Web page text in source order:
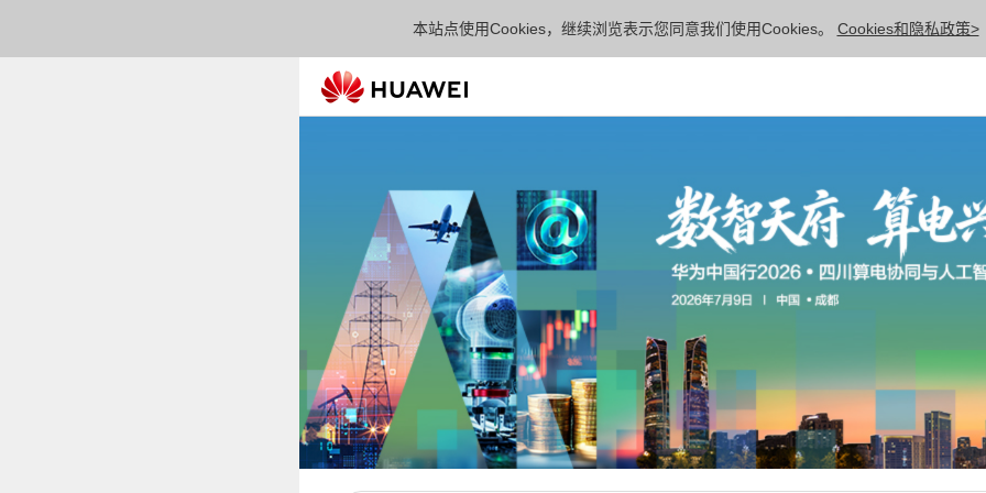
本站点使用Cookies，继续浏览表示您同意我们使用Cookies。 Cookies和隐私政策>